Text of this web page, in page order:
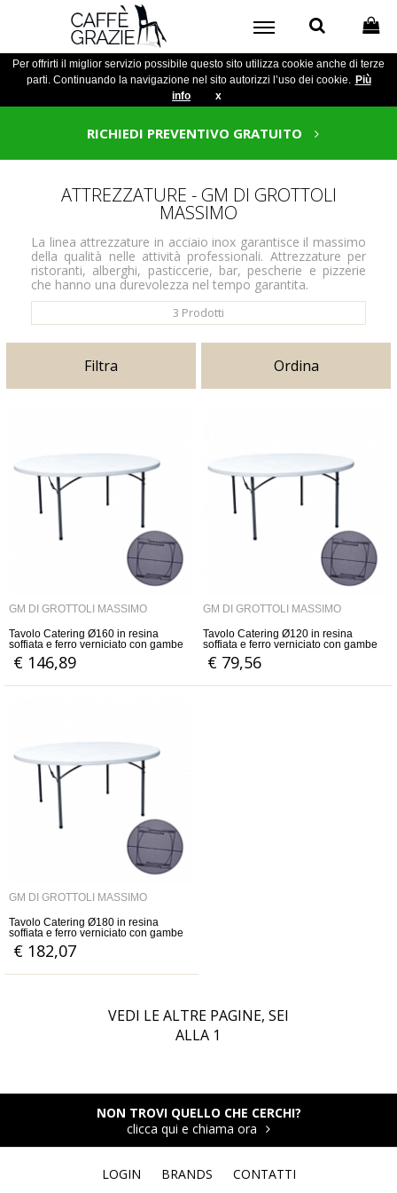
Per offrirti il miglior servizio possibile questo sito utilizza cookie anche di terze
parti. Continuando la navigazione nel sito autorizzi l’uso dei cookie. Più
info
x
RICHIEDI PREVENTIVO GRATUITO
ATTREZZATURE - GM DI GROTTOLI
MASSIMO
La linea attrezzature in acciaio inox garantisce il massimo
della qualità nelle attività professionali. Attrezzature per
ristoranti, alberghi, pasticcerie, bar, pescherie e pizzerie
che hanno una durevolezza nel tempo garantita.
3 Prodotti
Filtra Ordina
GM DI GROTTOLI MASSIMO
Tavolo Catering Ø160 in resina
soffiata e ferro verniciato con gambe
pieghevoli
€ 146,89
GM DI GROTTOLI MASSIMO
Tavolo Catering Ø120 in resina
soffiata e ferro verniciato con gambe
pieghevoli
€ 79,56
GM DI GROTTOLI MASSIMO
Tavolo Catering Ø180 in resina
soffiata e ferro verniciato con gambe
pieghevoli
€ 182,07
VEDI LE ALTRE PAGINE, SEI
ALLA 1
NON TROVI QUELLO CHE CERCHI?
clicca qui e chiama ora
LOGIN BRANDS CONTATTI